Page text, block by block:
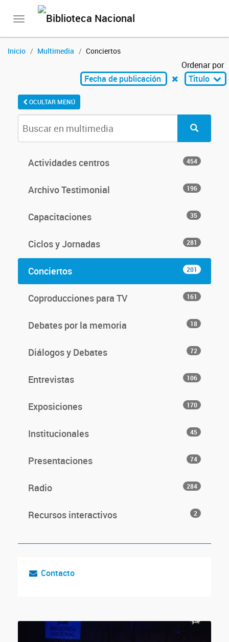
Toggle
Inicio Multimedia Conciertos
Ordenar por
Fecha de publicación
Titulo
OCULTAR MENÚ
Actividades centros 454
Archivo Testimonial 196
Capacitaciones 35
Ciclos y Jornadas 281
Conciertos 201
Coproducciones para TV 161
Debates por la memoria 18
Diálogos y Debates 72
Entrevistas 106
Exposiciones 170
Institucionales 45
Presentaciones 74
Radio 284
Recursos interactivos 2
Contacto